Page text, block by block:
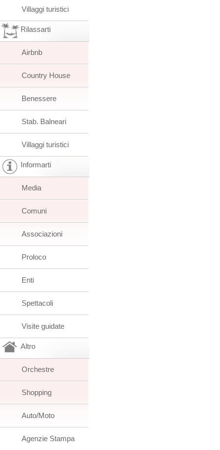
Villaggi turistici
Rilassarti
Airbnb
Country House
Benessere
Stab. Balneari
Villaggi turistici
Informarti
Media
Comuni
Associazioni
Proloco
Enti
Spettacoli
Visite guidate
Altro
Orchestre
Shopping
Auto/Moto
Agenzie Stampa